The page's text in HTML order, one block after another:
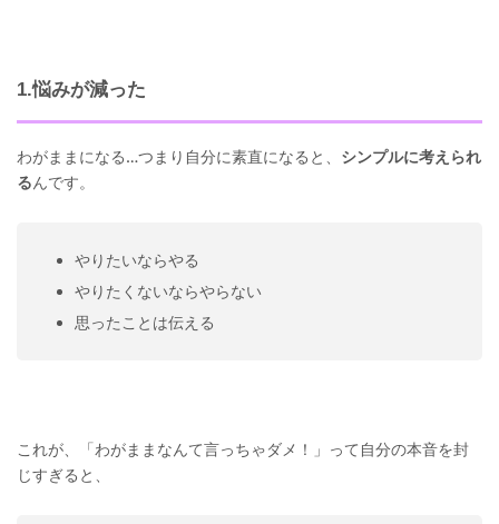
1.悩みが減った
わがままになる…つまり自分に素直になると、 シンプルに考えられ
るんです。
やりたいならやる
やりたくないならやらない
思ったことは伝える
これが、「わがままなんて言っちゃダメ！」って自分の本音を封
じすぎると、